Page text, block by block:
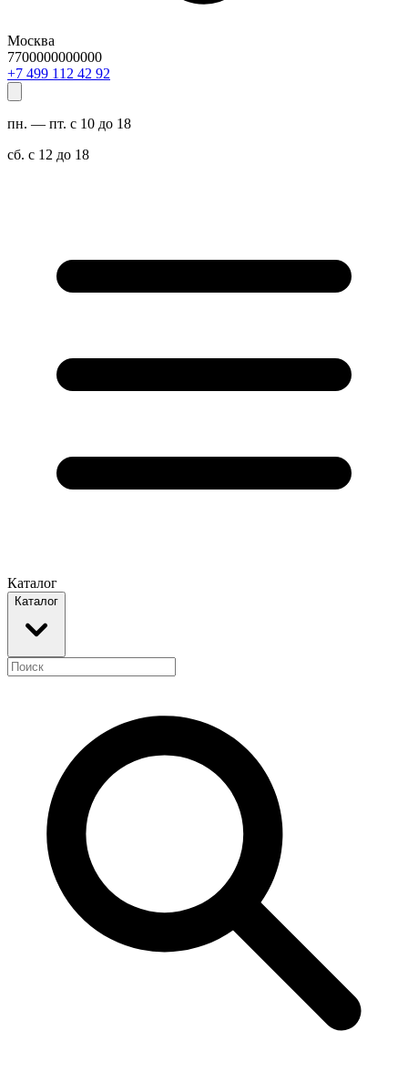
Москва
7700000000000
29 24 211 994 7+
пн. — пт. с 10 до 18
сб. с 12 до 18
Каталог
Каталог